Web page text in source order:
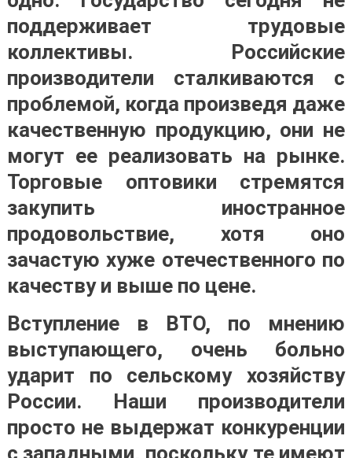
поддерживает трудовые
коллективы. Российские
производители сталкиваются с
проблемой, когда произведя даже
качественную продукцию, они не
могут ее реализовать на рынке.
Торговые оптовики стремятся
закупить иностранное
продовольствие, хотя оно
зачастую хуже отечественного по
качеству и выше по цене.
Вступление в ВТО, по мнению
выступающего, очень больно
ударит по сельскому хозяйству
России. Наши производители
просто не выдержат конкуренции
с западными, поскольку те имеют